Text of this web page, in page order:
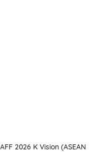
2026 K Vision (ASEAN